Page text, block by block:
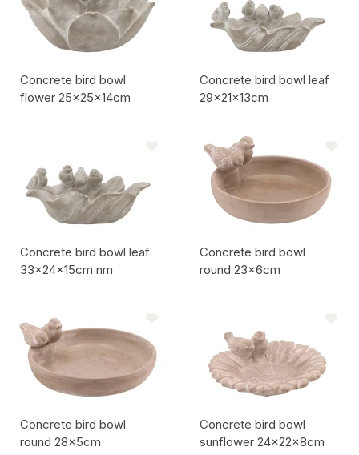
Concrete bird bowl
flower 25x25x14cm
Concrete bird bowl leaf
29x21x13cm
Concrete bird bowl leaf
33x24x15cm nm
Concrete bird bowl
round 23x6cm
Concrete bird bowl
round 28x5cm
Concrete bird bowl
sunflower 24x22x8cm